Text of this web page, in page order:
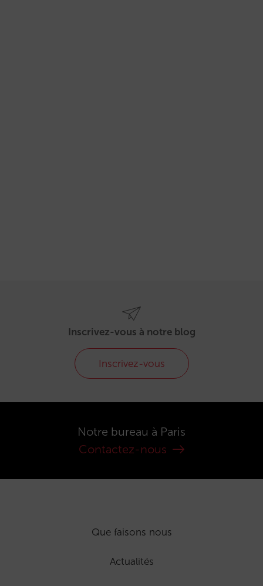
Inscrivez-vous à notre blog
Inscrivez-vous
Notre bureau à Paris
Contactez-nous
Que faisons nous
Actualités